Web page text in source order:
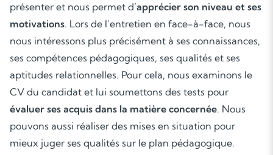
présenter et nous permet d’apprécier son niveau et ses
motivations. Lors de l’entretien en face-à-face, nous
nous intéressons plus précisément à ses connaissances,
ses compétences pédagogiques, ses qualités et ses
aptitudes relationnelles. Pour cela, nous examinons le
CV du candidat et lui soumettons des tests pour
évaluer ses acquis dans la matière concernée. Nous
pouvons aussi réaliser des mises en situation pour
mieux juger ses qualités sur le plan pédagogique.